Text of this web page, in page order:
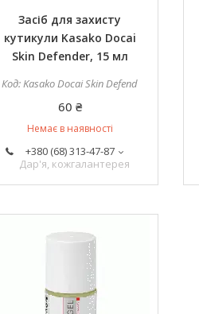
Засіб для захисту
кутикули Kasako Docai
Skin Defender, 15 мл
Kasako Docai Skin Defend
60 ₴
Немає в наявності
+380 (68) 313-47-87
Дар'я, кожгалантерея